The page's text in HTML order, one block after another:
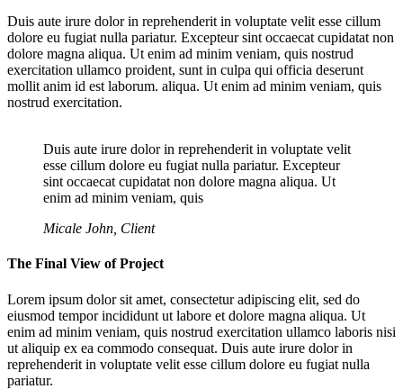
Duis aute irure dolor in reprehenderit in voluptate velit esse cillum
dolore eu fugiat nulla pariatur. Excepteur sint occaecat cupidatat non
dolore magna aliqua. Ut enim ad minim veniam, quis nostrud
exercitation ullamco proident, sunt in culpa qui officia deserunt
mollit anim id est laborum. aliqua. Ut enim ad minim veniam, quis
nostrud exercitation.
Duis aute irure dolor in reprehenderit in voluptate velit
esse cillum dolore eu fugiat nulla pariatur. Excepteur
sint occaecat cupidatat non dolore magna aliqua. Ut
enim ad minim veniam, quis
Micale John, Client
The Final View of Project
Lorem ipsum dolor sit amet, consectetur adipiscing elit, sed do
eiusmod tempor incididunt ut labore et dolore magna aliqua. Ut
enim ad minim veniam, quis nostrud exercitation ullamco laboris nisi
ut aliquip ex ea commodo consequat. Duis aute irure dolor in
reprehenderit in voluptate velit esse cillum dolore eu fugiat nulla
pariatur.